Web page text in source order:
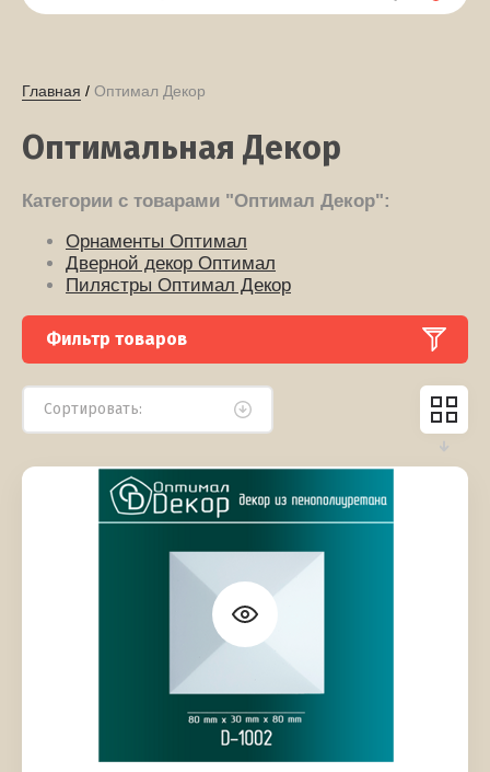
Главная / Оптимал Декор
Оптимальная Декор
Категории с товарами "Оптимал Декор":
Орнаменты Оптимал
Дверной декор Оптимал
Пилястры Оптимал Декор
Фильтр товаров
Сортировать: